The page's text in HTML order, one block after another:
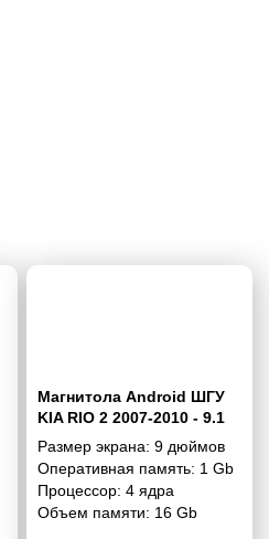
Магнитола Android ШГУ
KIA RIO 2 2007-2010 - 9.1
1/16 Гб Simple
Размер экрана: 9 дюймов
Оперативная память: 1 Gb
Процессор: 4 ядра
Объем памяти: 16 Gb